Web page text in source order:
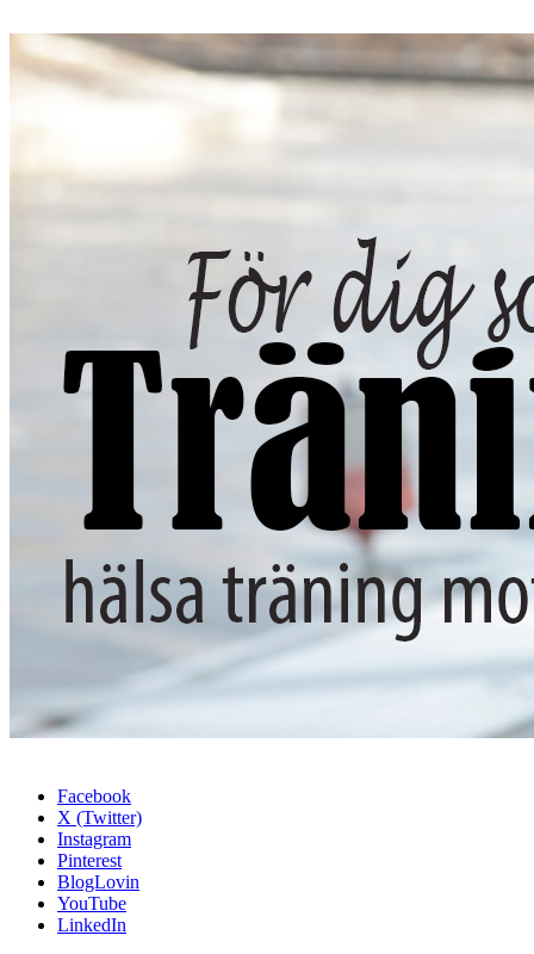
Facebook
X (Twitter)
Instagram
Pinterest
BlogLovin
YouTube
LinkedIn